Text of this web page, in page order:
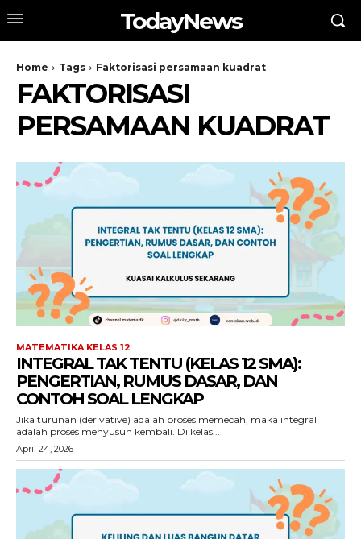
TodayNews
Home Tags Faktorisasi persamaan kuadrat
FAKTORISASI
PERSAMAAN KUADRAT
MATEMATIKA KELAS 12
INTEGRAL TAK TENTU (KELAS 12 SMA):
PENGERTIAN, RUMUS DASAR, DAN
CONTOH SOAL LENGKAP
Jika turunan (derivative) adalah proses memecah, maka integral
adalah proses menyusun kembali. Di kelas...
April 24, 2026